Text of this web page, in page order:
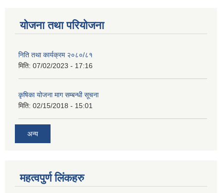
योजना तथा परियोजना
निति तथा कार्यक्रम २०८०/८१
मिति: 07/02/2023 - 17:16
कृषिका योजना माग सम्बन्धी सूचना
मिति: 02/15/2018 - 15:01
अन्य
महत्वपुर्ण लिंकहरु